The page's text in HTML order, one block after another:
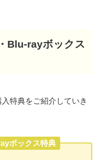
Blu-rayボックス
特典をご紹介していき
ボックス特典